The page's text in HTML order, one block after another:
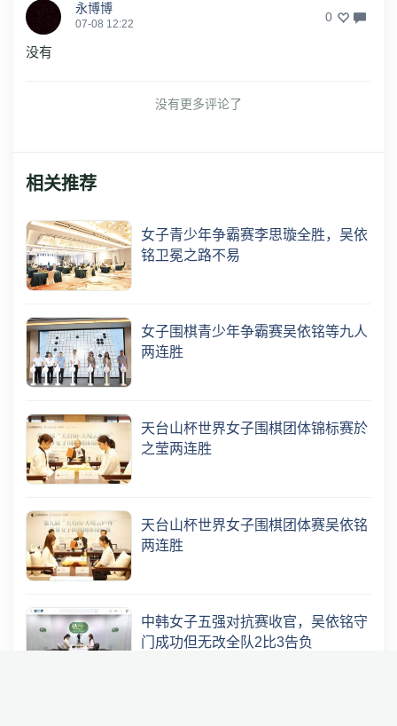
永博博
07-08 12:22 0
没有
没有更多评论了
相关推荐
女子青少年争霸赛李思璇全胜，吴依
铭卫冕之路不易
女子围棋青少年争霸赛吴依铭等九人
两连胜
天台山杯世界女子围棋团体锦标赛於
之莹两连胜
天台山杯世界女子围棋团体赛吴依铭
两连胜
中韩女子五强对抗赛收官，吴依铭守
门成功但无改全队2比3告负